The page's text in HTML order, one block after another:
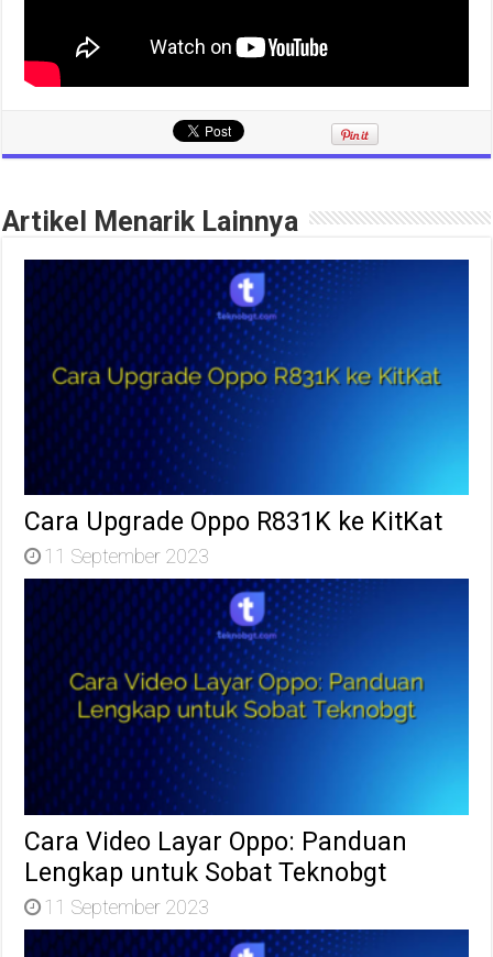
Artikel Menarik Lainnya
Cara Upgrade Oppo R831K ke KitKat
11 September 2023
Cara Video Layar Oppo: Panduan
Lengkap untuk Sobat Teknobgt
11 September 2023